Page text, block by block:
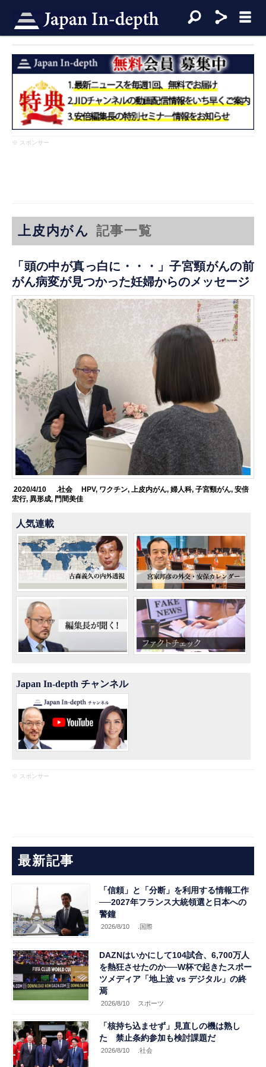
※ スポンサー
上皮内がん 記事一覧
「頭の中が真っ白に・・・」子宮頸がんの前
がん病変が見つかった妊婦からのメッセージ
2020/4/10 .社会 HPV, ワクチン, 上皮内がん, 婦人科, 子宮頸がん, 安倍
宏行,異形成, 門間美佳
人気連載
Japan In-depth チャンネル
※ スポンサー
最新記事
「信頼」と「分断」を利用する情報工作
──2027年フランス大統領選と日本への
警鐘
2026/8/10 .国際
DAZNはいかにして104試合、6,700万人
を熱狂させたのか──W杯で起きたスポー
ツメディア「地上波 vs デジタル」の終
焉
2026/8/10 スポーツ
「核持ち込ませず」見直しの機は熟し
た 禁止条約参加も検討課題だ
2026/8/10 .社会